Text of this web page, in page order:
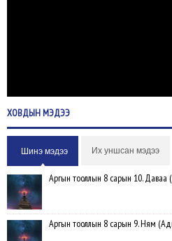
ХОВДЫНМЭДЭЭ
Шинэ мэдээ Их уншсан мэдээ
Аргын тооллын 8 сарын 10. Даваа
Аргын тооллын 8 сарын 9. Ням